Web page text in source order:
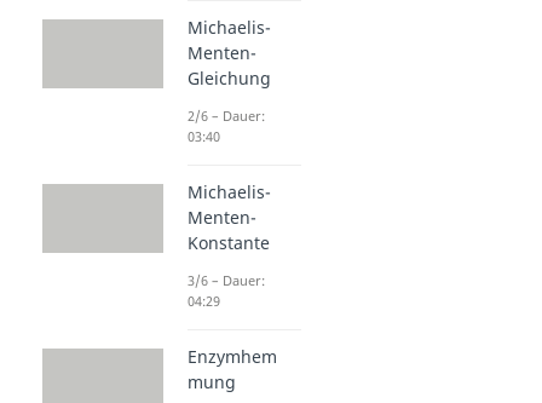
Michaelis-
Menten-
Gleichung
2/6 – Dauer:
03:40
Michaelis-
Menten-
Konstante
3/6 – Dauer:
04:29
Enzymhem
mung